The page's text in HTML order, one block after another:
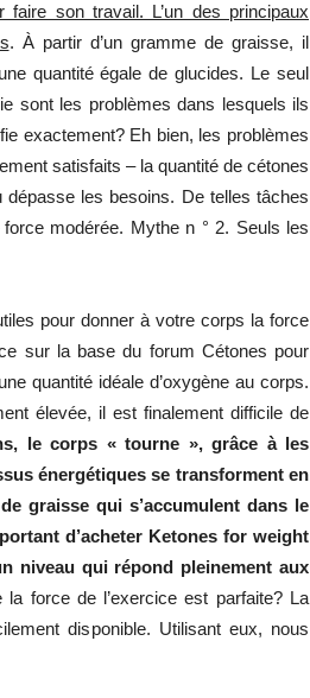
son travail. L’un des principaux
. À partir d’un gramme de graisse, il
quantité égale de glucides. Le seul
sont les problèmes dans lesquels ils
exactement? Eh bien, les problèmes
satisfaits – la quantité de cétones
les besoins. De telles tâches
modérée. Mythe n ° 2. Seuls les
pour donner à votre corps la force
sur la base du forum Cétones pour
quantité idéale d’oxygène au corps.
élevée, il est finalement difficile de
le corps « tourne », grâce à les
énergétiques se transforment en
graisse qui s’accumulent dans le
d’acheter Ketones for weight
niveau qui répond pleinement aux
force de l’exercice est parfaite? La
disponible. Utilisant eux, nous